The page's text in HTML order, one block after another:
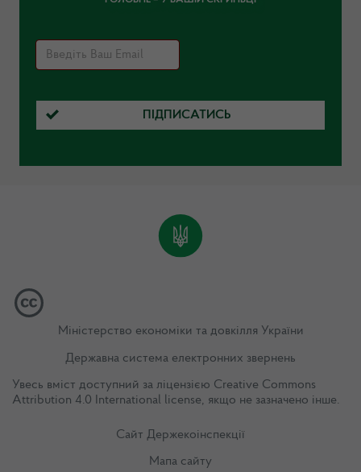
ПІДПИСАТИСЬ
Міністерство економіки та довкілля України
Державна система електронних звернень
Увесь вміст доступний за ліцензією Creative Commons
Attribution 4.0 International license, якщо не зазначено інше.
Сайт Держекоінспекції
Мапа сайту